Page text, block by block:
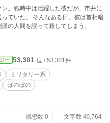
。戦時中は活躍した彼だが、市井に
ていた。 そんなある日、彼は首相暗
の人間を誤って殺してしまう。
ー 53,301 位 / 53,301件
ミリタリー系
ほのぼの
感想数 0
文字数 40,764